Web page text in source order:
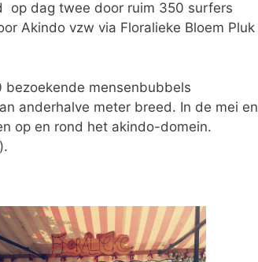
op dag twee door ruim 350 surfers
Akindo vzw via Floralieke Bloem Pluk
mensenbubbels
anderhalve meter breed. In de mei en
op en rond het akindo-domein.